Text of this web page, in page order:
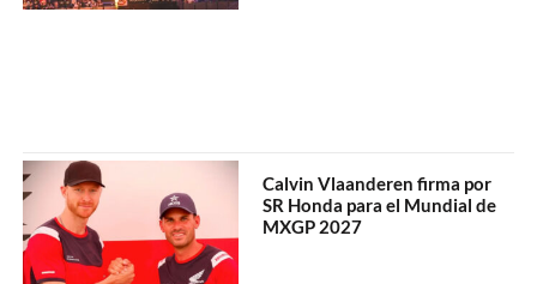
Calvin Vlaanderen firma por
SR Honda para el Mundial de
MXGP 2027